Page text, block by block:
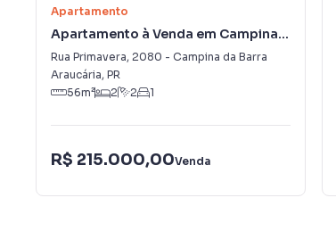
Apartamento
Apartamento à Venda em Campina
da Barra
Rua Primavera, 2080 - Campina da Barra
Araucária, PR
56m² 2 2 1
R$ 215.000,00Venda